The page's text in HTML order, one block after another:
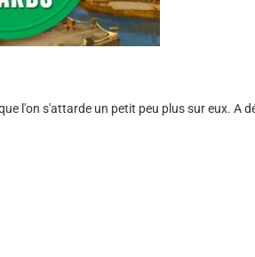
l'on s'attarde un petit peu plus sur eux. A